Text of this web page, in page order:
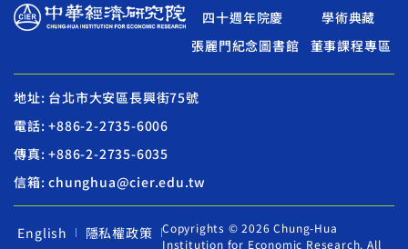
四十週年院慶
學術典藏
張麗門紀念圖書館
董事課程專區
地址: 台北市大安區長興街75號
電話: +886-2-2735-6006
傳真: +886-2-2735-6035
信箱: chunghua@cier.edu.tw
English
隱私權政策
Copyrights © 2026 Chung-Hua
Institution for Economic Research. All